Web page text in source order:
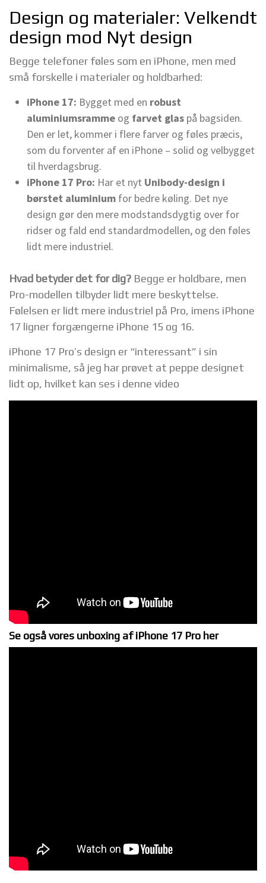
Design og materialer: Velkendt
design mod Nyt design
Begge telefoner føles som en iPhone, men med
små forskelle i materialer og holdbarhed:
iPhone 17: Bygget med en robust
aluminiumsramme og farvet glas på bagsiden.
Den er let, kommer i flere farver og føles præcis,
som du forventer af en iPhone – solid og velbygget
til hverdagsbrug.
iPhone 17 Pro: Har et nyt Unibody-design i
børstet aluminium for bedre køling. Det nye
design gør den mere modstandsdygtig over for
ridser og fald end standardmodellen, og den føles
lidt mere industriel.
Hvad betyder det for dig? Begge er holdbare, men
Pro-modellen tilbyder lidt mere beskyttelse.
Følelsen er lidt mere industriel på Pro, imens iPhone
17 ligner forgængerne iPhone 15 og 16.
iPhone 17 Pro’s design er “interessant” i sin
minimalisme, så jeg har prøvet at peppe designet
lidt op, hvilket kan ses i denne video
Se også vores unboxing af iPhone 17 Pro her